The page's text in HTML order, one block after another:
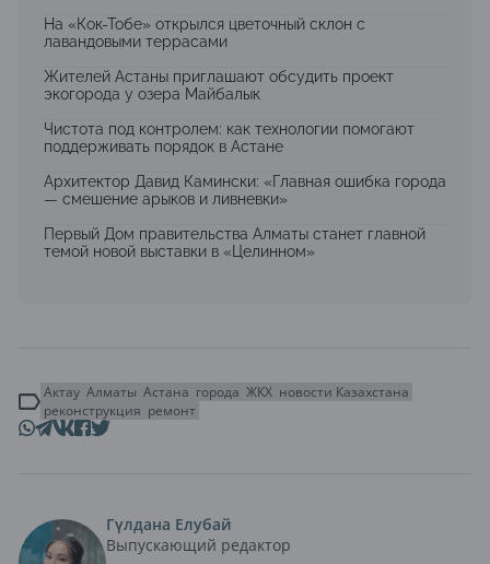
На «Кок-Тобе» открылся цветочный склон с
лавандовыми террасами
Жителей Астаны приглашают обсудить проект
экогорода у озера Майбалык
Чистота под контролем: как технологии помогают
поддерживать порядок в Астане
Архитектор Давид Камински: «Главная ошибка города
— смешение арыков и ливневки»
Первый Дом правительства Алматы станет главной
темой новой выставки в «Целинном»
Актау Алматы Астана города ЖКХ новости Казахстана
реконструкция ремонт
Гүлдана Елубай
Выпускающий редактор